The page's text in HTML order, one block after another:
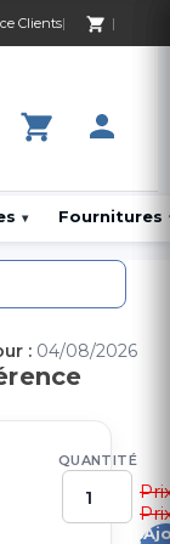
Clients
0 Produit 0,00
0 Produit 0,00 DH
▾ Fournitures
QUANTITÉ
: 04/08/2026